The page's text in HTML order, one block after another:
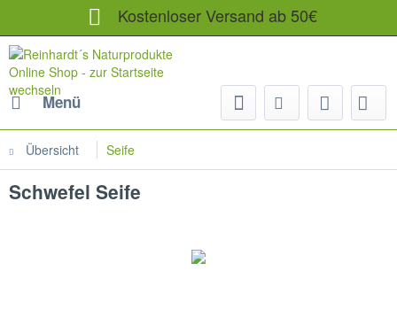
Kostenloser Versand ab 50€
Menü
Übersicht Seife
Schwefel Seife